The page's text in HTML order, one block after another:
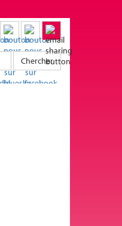
Chercher